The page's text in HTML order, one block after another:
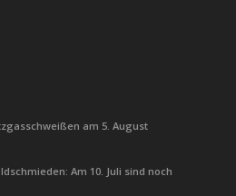
am 5. August
Am 10. Juli sind noch